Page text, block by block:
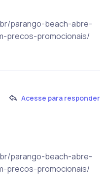
parango-beach-abre-
precos-promocionais/
Acesse para responder
parango-beach-abre-
precos-promocionais/